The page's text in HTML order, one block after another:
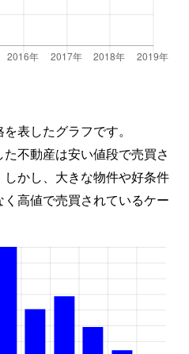
表したグラフです。
不動産は安い値段で売買さ
かし、大きな物件や好条件
高値で売買されているケー